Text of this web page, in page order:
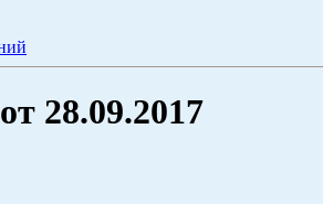
28.09.2017